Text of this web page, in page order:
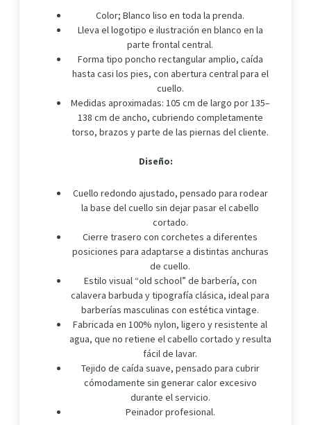
Color; Blanco liso en toda la prenda.
Lleva el logotipo e ilustración en blanco en la
parte frontal central.
Forma tipo poncho rectangular amplio, caída
hasta casi los pies, con abertura central para el
cuello.
Medidas aproximadas: 105 cm de largo por 135–
138 cm de ancho, cubriendo completamente
torso, brazos y parte de las piernas del cliente.
Diseño:
Cuello redondo ajustado, pensado para rodear
la base del cuello sin dejar pasar el cabello
cortado.
Cierre trasero con corchetes a diferentes
posiciones para adaptarse a distintas anchuras
de cuello.
Estilo visual “old school” de barbería, con
calavera barbuda y tipografía clásica, ideal para
barberías masculinas con estética vintage.
Fabricada en 100% nylon, ligero y resistente al
agua, que no retiene el cabello cortado y resulta
fácil de lavar.
Tejido de caída suave, pensado para cubrir
cómodamente sin generar calor excesivo
durante el servicio.
Peinador profesional.